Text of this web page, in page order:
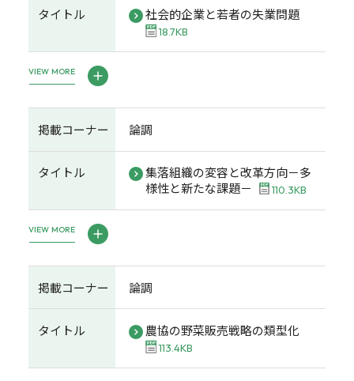
タイトル 社会的企業と若者の失業問題
18.7KB
VIEW MORE
掲載コーナー 論調
タイトル
集落組織の変容と改革方向－多
様性と新たな課題－
110.3KB
VIEW MORE
掲載コーナー 論調
タイトル 農協の野菜販売戦略の類型化
113.4KB